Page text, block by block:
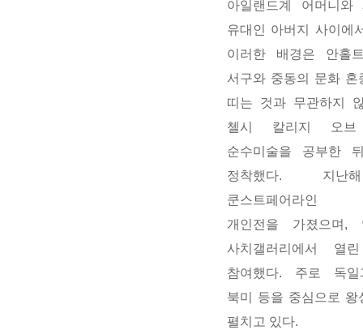
아일랜드계 어머니와
유대인 아버지 사이에
이러한 배경은 안홀
서구와 중동의 문화 혼
띠는 것과 무관하지
첼시 칼리지 오브
순수미술을 공부한
정착했다. 지
쿤스트페어라인
개인전을 가졌으며 ,
사치갤러리에서 열
참여했다. 주로 독
북미 등을 중심으로 왕
펼치고 있다.